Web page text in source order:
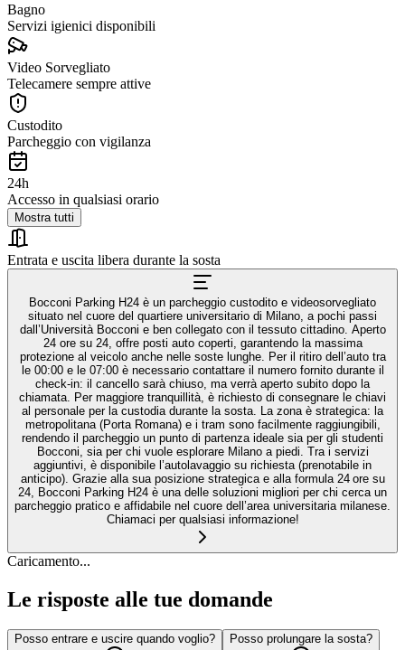
Bagno
Servizi igienici disponibili
Video Sorvegliato
Telecamere sempre attive
Custodito
Parcheggio con vigilanza
24h
Accesso in qualsiasi orario
Mostra tutti
Entrata e uscita libera durante la sosta
Bocconi Parking H24 è un parcheggio custodito e videosorvegliato
situato nel cuore del quartiere universitario di Milano, a pochi passi
dall’Università Bocconi e ben collegato con il tessuto cittadino. Aperto
24 ore su 24, offre posti auto coperti, garantendo la massima
protezione al veicolo anche nelle soste lunghe. Per il ritiro dell’auto tra
le 00:00 e le 07:00 è necessario contattare il numero fornito durante il
check-in: il cancello sarà chiuso, ma verrà aperto subito dopo la
chiamata. Per maggiore tranquillità, è richiesto di consegnare le chiavi
al personale per la custodia durante la sosta. La zona è strategica: la
metropolitana (Porta Romana) e i tram sono facilmente raggiungibili,
rendendo il parcheggio un punto di partenza ideale sia per gli studenti
Bocconi, sia per chi vuole esplorare Milano a piedi. Tra i servizi
aggiuntivi, è disponibile l’autolavaggio su richiesta (prenotabile in
anticipo). Grazie alla sua posizione strategica e alla formula 24 ore su
24, Bocconi Parking H24 è una delle soluzioni migliori per chi cerca un
parcheggio pratico e affidabile nel cuore dell’area universitaria milanese.
Chiamaci per qualsiasi informazione!
Caricamento...
Le risposte alle tue domande
Posso entrare e uscire quando voglio? Posso prolungare la sosta?